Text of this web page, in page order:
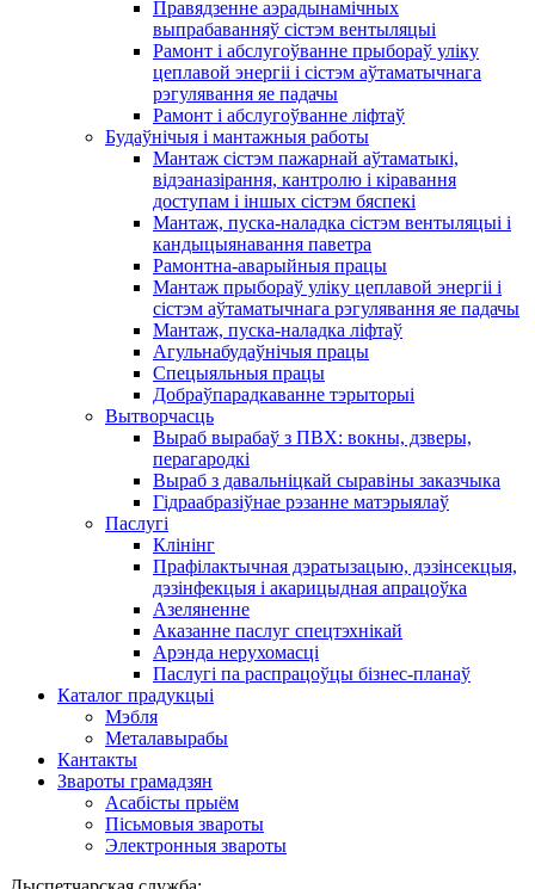
Правядзенне аэрадынамічных
выпрабаванняў сістэм вентыляцыі
Рамонт і абслугоўванне прыбораў уліку
цеплавой энергіі і сістэм аўтаматычнага
рэгулявання яе падачы
Рамонт і абслугоўванне ліфтаў
Будаўнічыя і мантажныя работы
Мантаж сістэм пажарнай аўтаматыкі,
відэаназірання, кантролю і кіравання
доступам і іншых сістэм бяспекі
Мантаж, пуска-наладка сістэм вентыляцыі і
кандыцыянавання паветра
Рамонтна-аварыйныя працы
Мантаж прыбораў уліку цеплавой энергіі і
сістэм аўтаматычнага рэгулявання яе падачы
Мантаж, пуска-наладка ліфтаў
Агульнабудаўнічыя працы
Спецыяльныя працы
Добраўпарадкаванне тэрыторыі
Вытворчасць
Выраб вырабаў з ПВХ: вокны, дзверы,
перагародкі
Выраб з давальніцкай сыравіны заказчыка
Гідраабразіўнае рэзанне матэрыялаў
Паслугі
Клінінг
Прафілактычная дэратызацыю, дэзiнсекцыя,
дэзінфекцыя і акарицыдная апрацоўка
Азеляненне
Аказанне паслуг спецтэхнікай
Арэнда нерухомасці
Паслугі па распрацоўцы бізнес-планаў
Каталог прадукцыі
Мэбля
Металавырабы
Кантакты
Звароты грамадзян
Асабісты прыём
Пісьмовыя звароты
Электронныя звароты